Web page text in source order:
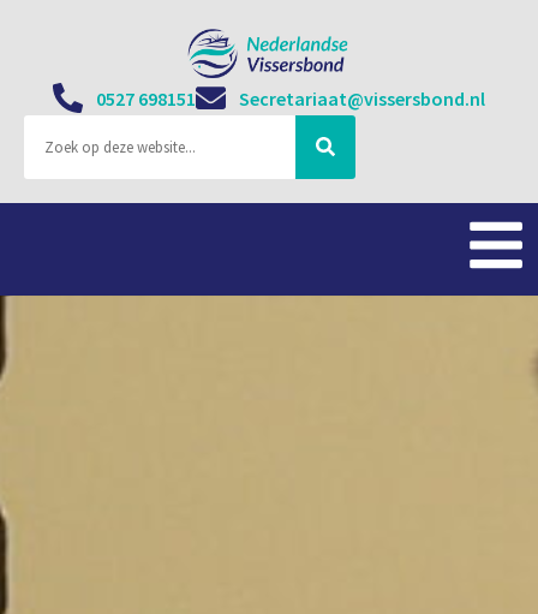
0527 698151 Secretariaat@vissersbond.nl